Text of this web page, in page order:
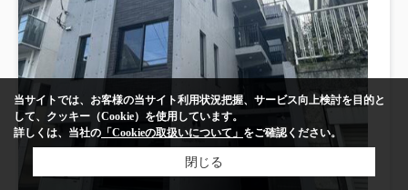
当サイトでは、お客様の当サイト利用状況把握、サービス向上検討を目的と
して、クッキー（Cookie）を使用しています。
詳しくは、当社の 「Cookieの取扱いについて」 をご確認ください。
閉じる